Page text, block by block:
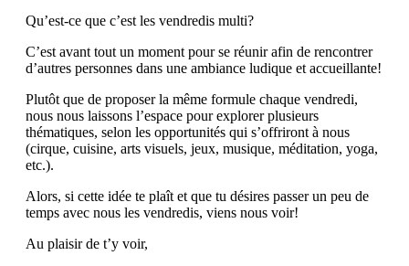
Qu’est-ce que c’est les vendredis multi?
C’est avant tout un moment pour se réunir afin de rencontrer
d’autres personnes dans une ambiance ludique et accueillante!
Plutôt que de proposer la même formule chaque vendredi,
nous nous laissons l’espace pour explorer plusieurs
thématiques, selon les opportunités qui s’offriront à nous
(cirque, cuisine, arts visuels, jeux, musique, méditation, yoga,
etc.).
Alors, si cette idée te plaît et que tu désires passer un peu de
temps avec nous les vendredis, viens nous voir!
Au plaisir de t’y voir,